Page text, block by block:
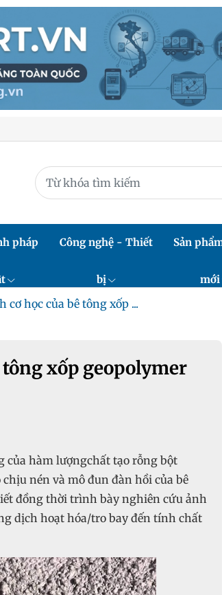
pháp Công nghệ - Thiết
bị
Sản
mới
cơ học của bê tông xốp ...
xốp geopolymer
của hàm lượngchất tạo rỗng bột
nén và mô đun đàn hồi của bê
đồng thời trình bày nghiên cứu ảnh
dịch hoạt hóa/tro bay đến tính chất